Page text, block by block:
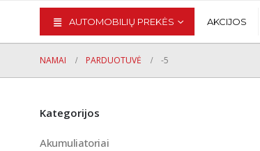
AUTOMOBILIŲ PREKĖS AKCIJOS
NAMAI PARDUOTUVĖ -5
Kategorijos
Akumuliatoriai